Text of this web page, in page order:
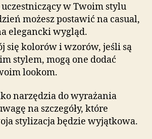
w Twoim stylu
możesz postawić na casual,
elegancki wygląd.
się kolorów i wzorów, jeśli są
stylem, mogą one dodać
lookom.
narzędzia do wyrażania
na szczegóły, które
stylizacja będzie wyjątkowa.